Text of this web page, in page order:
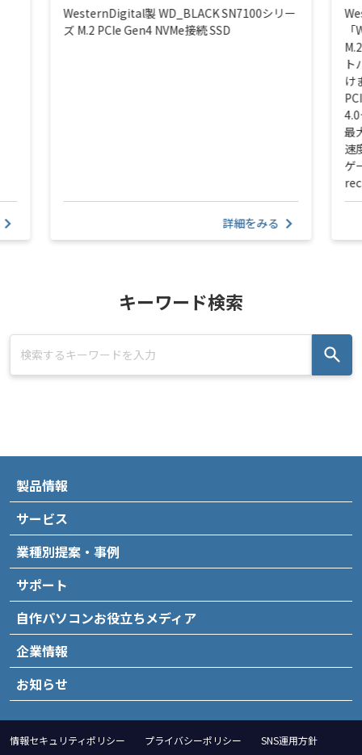
WesternDigital製 WD_BLACK SN7100シリー
ズ M.2 PCIe Gen4 NVMe接続 SSD
詳細をみる
ト
け
最
速
ゲ
キーワード検索
製品情報
サービス
業種別提案・事例
サポート
自作パソコンお役立ちメディア
企業情報
お知らせ
情報セキュリティポリシー プライバシーポリシー SNS運用方針